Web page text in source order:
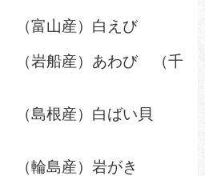
）白えび
（岩船産）あわび（千
白ばい貝
岩がき